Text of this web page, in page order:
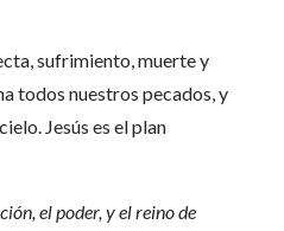
sufrimiento, muerte y
todos nuestros pecados, y
Jesús es el plan
el poder, y el reino de